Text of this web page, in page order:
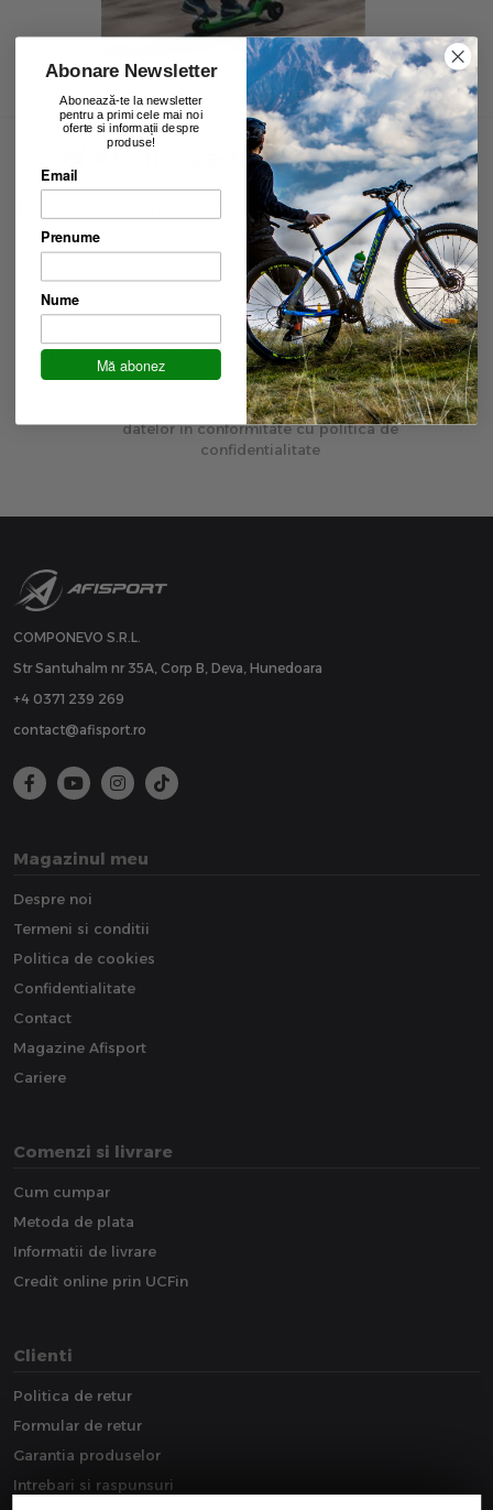
Aboneaza-te la newsletter
Fii primul care afla ultimele oferte exclusive și ultima
actualizare de produse.
Inscrie-te
Am peste 16 ani si sunt de acord cu prelucrarea
datelor in conformitate cu politica de
confidentialitate
COMPONEVO S.R.L.
Str Santuhalm nr 35A, Corp B, Deva, Hunedoara
+4 0371 239 269
contact@afisport.ro
Magazinul meu
Despre noi
Termeni si conditii
Politica de cookies
Confidentialitate
Contact
Magazine Afisport
Cariere
Comenzi si livrare
Cum cumpar
Metoda de plata
Informatii de livrare
Credit online prin UCFin
Clienti
Politica de retur
Formular de retur
Garantia produselor
Intrebari si raspunsuri
Abonare Newsletter
Abonează-te la newsletter
pentru a primi cele mai noi
oferte si informații despre
produse!
Email
Prenume
Nume
Mă abonez